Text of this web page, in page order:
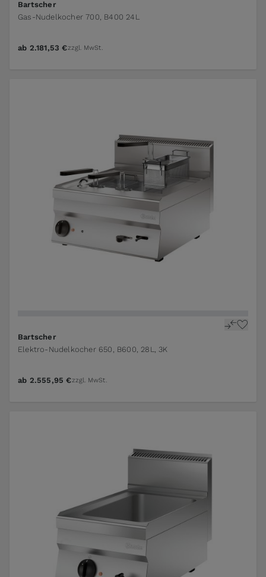
Bartscher
Gas-Nudelkocher 700, B400 24L
ab 2.181,53 €zzgl. MwSt.
Bartscher
Elektro-Nudelkocher 650, B600, 28L, 3K
ab 2.555,95 €zzgl. MwSt.